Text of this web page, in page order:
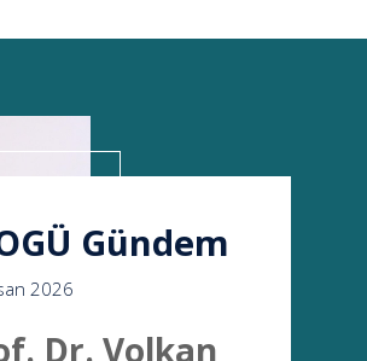
Gündem
2026
Dr. Volkan